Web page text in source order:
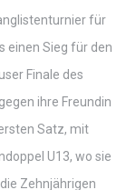
für
einen Sieg für den
Finale des
ihre Freundin
Satz, mit
U13, wo sie
Zehnjährigen